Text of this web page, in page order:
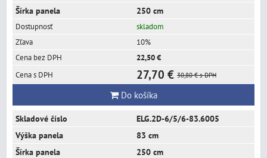
250 cm
skladom
10%
22,50 €
27,70 € 30,80 € s DPH
Do košíka
ELG.2D-6/5/6-83.6005
83 cm
250 cm